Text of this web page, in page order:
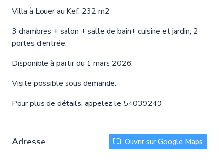
Villa à Louer au Kef. 232 m2
3 chambres + salon + salle de bain+ cuisine et jardin, 2
portes d’entrée.
Disponible à partir du 1 mars 2026.
Visite possible sous demande.
Pour plus de détails, appelez le 54039249
Adresse Ouvrir sur Google Maps